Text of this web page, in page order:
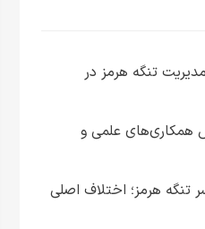
تنگه هرمز در
همکاری‌های علمی و
تنگه هرمز؛ اختلاف اصلی